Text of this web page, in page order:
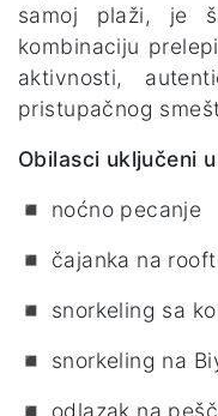
samoj plaži, je
kombinaciju
aktivnosti,
pristupačnog
Obilasci uključeni
◾ noćno pecanje
◾ čajanka na
◾ snorkeling sa
◾ snorkeling na
◾ odlazak na